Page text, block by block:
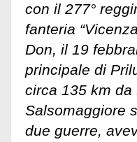
con il 277°
fanteria
Don, il 19
principale di
circa 135 km da
Salsomaggiore
due guerre,